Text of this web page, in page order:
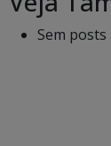
Sem